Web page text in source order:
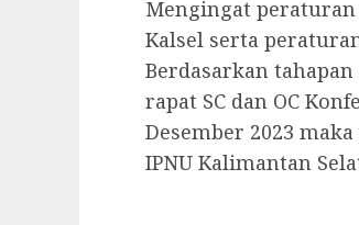
Mengingat peraturan
Kalsel serta
Berdasarkan
rapat SC dan OC
Desember 2023
IPNU Kalimantan